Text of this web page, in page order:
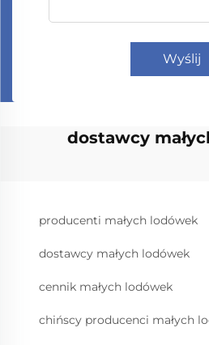
Wyślij
dostawcy
producenti małych lodówek
dostawcy małych lodówek
cennik małych lodówek
chińscy producenci małych